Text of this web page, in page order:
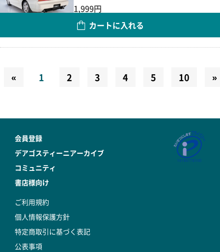
1,999円
カートに入れる
« 1 2 3 4 5 10 »
会員登録
デアゴスティーニアーカイブ
コミュニティ
書店様向け
ご利用規約
個人情報保護方針
特定商取引に基づく表記
公表事項